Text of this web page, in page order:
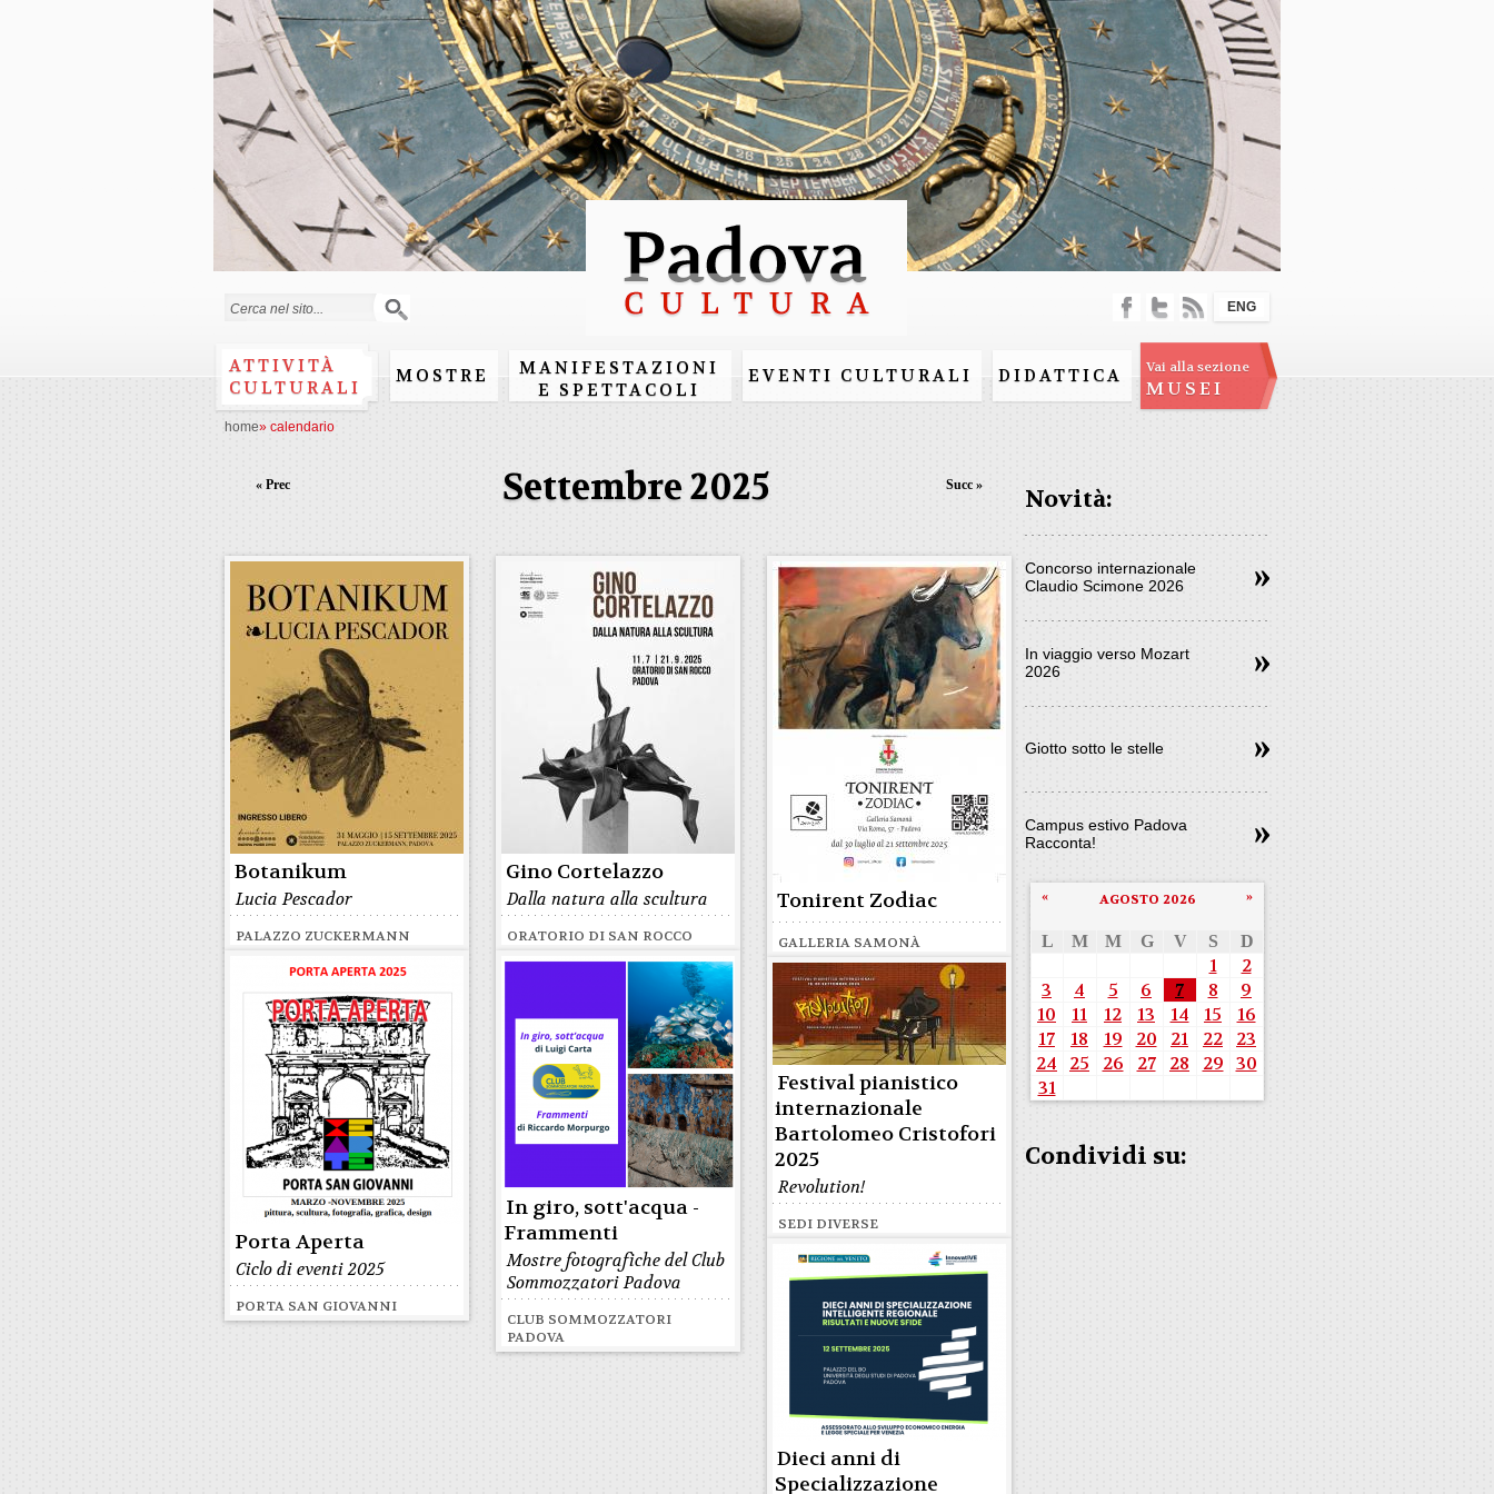
Salta al
contenuto
principale
Form di ricerca
ATTIVITÀ
CULTURALI
MOSTRE
MANIFESTAZIONI
E SPETTACOLI
EVENTI CULTURALI DIDATTICA Vai alla sezione
MUSEI
ENG
home» calendario
Settembre 2025
« Prec Succ »
Botanikum
Lucia Pescador
PALAZZO ZUCKERMANN
Gino Cortelazzo
Dalla natura alla scultura
ORATORIO DI SAN ROCCO
Tonirent Zodiac
GALLERIA SAMONÀ
Porta Aperta
Ciclo di eventi 2025
PORTA SAN GIOVANNI
In giro, sott'acqua -
Frammenti
Mostre fotografiche del Club
Sommozzatori Padova
CLUB SOMMOZZATORI
PADOVA
Festival pianistico
internazionale
Bartolomeo Cristofori
2025
Revolution!
SEDI DIVERSE
Dieci anni di
Specializzazione
Novità:
Concorso internazionale
Claudio Scimone 2026
In viaggio verso Mozart
2026
Giotto sotto le stelle
Campus estivo Padova
Racconta!
AGOSTO 2026
« »
L M M G V S D
1
2
3
4 5 6 7 8
9
10
11 12 13 14 15
16
17
18 19 20 21 22
23
24
25 26 27 28 29 30
31
Condividi su: